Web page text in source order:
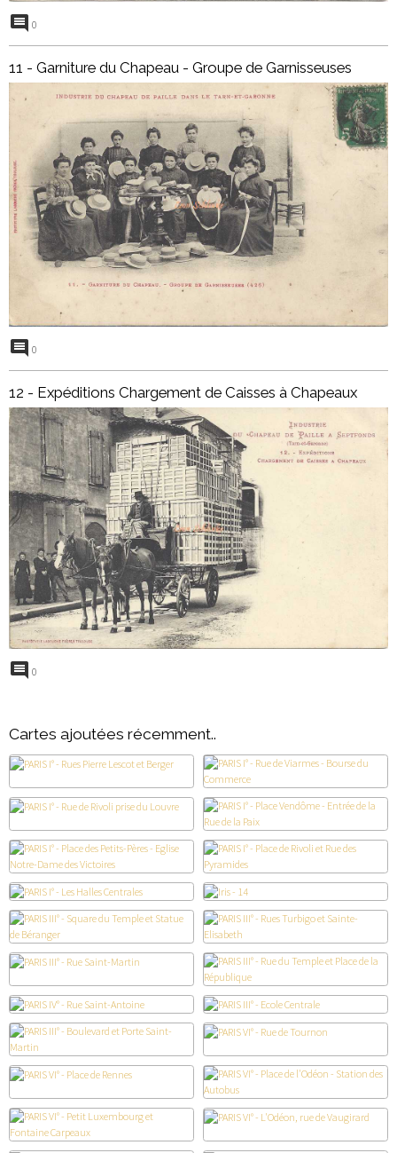
0
11 - Garniture du Chapeau - Groupe de Garnisseuses
0
12 - Expéditions Chargement de Caisses à Chapeaux
0
Cartes ajoutées récemment..